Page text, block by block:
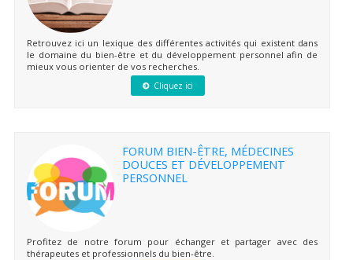
Retrouvez ici un lexique des différentes activités qui existent dans
le domaine du bien-être et du développement personnel afin de
mieux vous orienter de vos recherches.
Cliquez ici
FORUM BIEN-ÊTRE, MÉDECINES
DOUCES ET DÉVELOPPEMENT
PERSONNEL
Profitez de notre forum pour échanger et partager avec des
thérapeutes et professionnels du bien-être.